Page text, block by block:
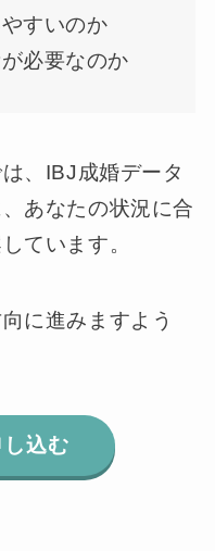
すいのか
必要なのか
、IBJ成婚データ
あなたの状況に合
ています。
に進みますよう
込む